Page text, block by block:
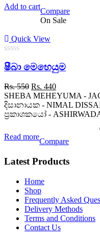
Add to cart
Compare
On Sale
Quick View
0
out
5
ෂීබා මෙහෙයුම
Rs.550 Original
price
was:
Rs. 550.
Rs. 440Current
price
is:
Rs. 440.
SHEBA MEHEYUMA -
දිසානායක - NIMAL
ප්‍රකාශකයෝ -
Read more
Compare
Latest Products
Home
Shop
Frequently Asked
Delivery Methods
Terms and Conditions
Contact Us